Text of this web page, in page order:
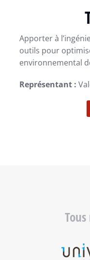
Apporter à
outils pour
environnemental
Représentant :